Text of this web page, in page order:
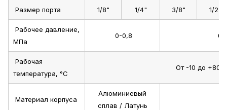
Размер порта 1/8" 1/4" 3/8" 1/2"
Рабочее давление,
МПа
0-0,8
Рабочая
температура, °C
От -10 до +80
Материал корпуса
Алюминиевый
сплав / Латунь